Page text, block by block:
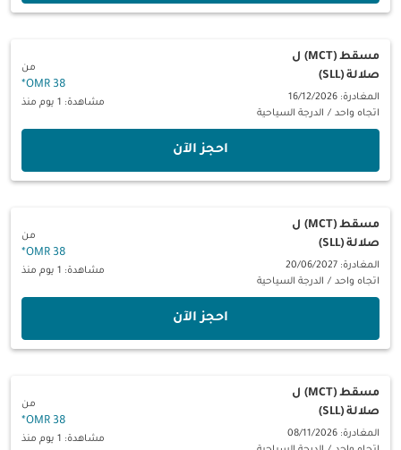
مسقط (MCT)
ل
صلالة (SLL)
المغادرة: 16/12/2026
اتجاه واحد / الدرجة السياحية
من
38 OMR
*
مشاهدة: 1 يوم منذ
‫احجز الآن‬
مسقط (MCT)
ل
صلالة (SLL)
المغادرة: 20/06/2027
اتجاه واحد / الدرجة السياحية
من
38 OMR
*
مشاهدة: 1 يوم منذ
‫احجز الآن‬
مسقط (MCT)
ل
صلالة (SLL)
المغادرة: 08/11/2026
من
38 OMR
*
مشاهدة: 1 يوم منذ